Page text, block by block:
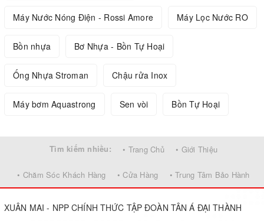
Máy Nước Nóng Điện - Rossi Amore Máy Lọc Nước RO
Bồn nhựa Bơ Nhựa - Bồn Tự Hoại
Ống Nhựa Stroman Chậu rửa Inox
Máy bơm Aquastrong Sen vòi Bồn Tự Hoại
Tìm kiếm nhiều: • Trang Chủ • Giới Thiệu
• Chăm Sóc Khách Hàng • Cửa Hàng • Trung Tâm Bảo Hành
XUÂN MAI - NPP CHÍNH THỨC TẬP ĐOÀN TÂN Á ĐẠI THÀNH